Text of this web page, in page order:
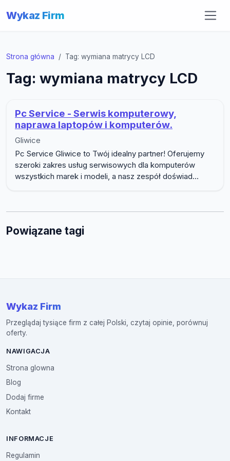
Wykaz Firm
Strona główna Tag: wymiana matrycy LCD
Tag: wymiana matrycy LCD
Pc Service - Serwis komputerowy,
naprawa laptopów i komputerów.
Gliwice
Pc Service Gliwice to Twój idealny partner! Oferujemy
szeroki zakres usług serwisowych dla komputerów
wszystkich marek i modeli, a nasz zespół doświad...
Powiązane tagi
Wykaz Firm
Przeglądaj tysiące firm z całej Polski, czytaj opinie, porównuj
oferty.
NAWIGACJA
Strona glowna
Blog
Dodaj firme
Kontakt
INFORMACJE
Regulamin